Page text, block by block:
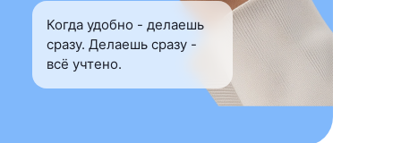
Когда удобно - делаешь
сразу. Делаешь сразу -
всё учтено.